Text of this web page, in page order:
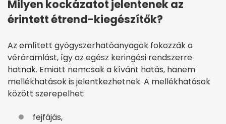
Milyen kockázatot jelentenek az
érintett étrend-kiegészítők?
Az említett gyógyszerhatóanyagok fokozzák a
véráramlást, így az egész keringési rendszerre
hatnak. Emiatt nemcsak a kívánt hatás, hanem
mellékhatások is jelentkezhetnek. A mellékhatások
között szerepelhet:
fejfájás,